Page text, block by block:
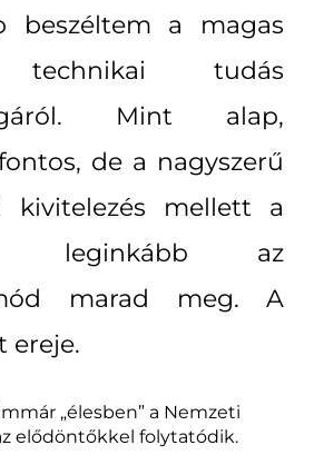
beszéltem a magas
technikai tudás
Mint alap,
de a nagyszerű
kivitelezés mellett a
leginkább az
marad meg. A
ereje.
„élesben” a Nemzeti
elődöntőkkel folytatódik.